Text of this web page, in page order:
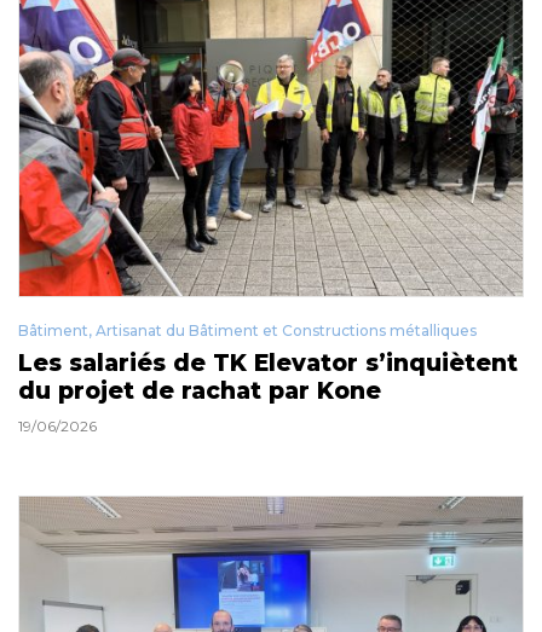
Bâtiment, Artisanat du Bâtiment et Constructions métalliques
Les salariés de TK Elevator s’inquiètent
du projet de rachat par Kone
19/06/2026